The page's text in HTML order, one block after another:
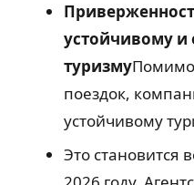
устойчивому и
туризмуПомимо
поездок,
устойчивому
Это становится